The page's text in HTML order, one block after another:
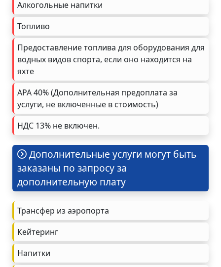
Алкогольные напитки
Топливо
Предоставление топлива для оборудования для
водных видов спорта, если оно находится на
яхте
APA 40% (Дополнительная предоплата за
услуги, не включенные в стоимость)
НДС 13% не включен.
Дополнительные услуги могут быть
заказаны по запросу за
дополнительную плату
Трансфер из аэропорта
Кейтеринг
Напитки